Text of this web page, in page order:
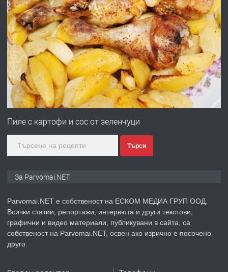
преди 1 година
ПРЕДЛАГА Работа за общи работници
преди 1 година
ПРЕДЛАГА
Първи поход "По стъпките на Ангел
преди 1 година
ПРЕДЛАГА Уроци по Математика
Пиле с картофи и сос от зеленчуци
Търси
За Parvomai.NET
Parvomai.NET е собственост на ЕСКОМ МЕДИА ГРУП ООД.
Всички статии, репортажи, интервюта и други текстови,
графични и видео материали, публикувани в сайта, са
собственост на Parvomai.NET, освен ако изрично е посочено
друго.